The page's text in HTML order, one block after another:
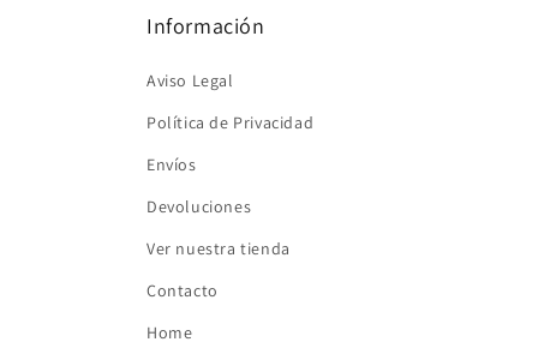
Información
Aviso Legal
Política de Privacidad
Envíos
Devoluciones
Ver nuestra tienda
Contacto
Home